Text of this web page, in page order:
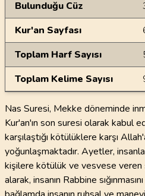
Bulunduğu Cüz
Kur'an Sayfası
Toplam Harf Sayısı
Toplam Kelime Sayısı
Nas Suresi, Mekke döneminde
Kur'an'ın son suresi olarak kabul
karşılaştığı kötülüklere karşı
yoğunlaşmaktadır. Ayetler,
kişilere kötülük ve vesvese veren
alarak, insanın Rabbine